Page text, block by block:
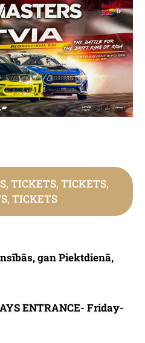
TICKETS, TICKETS,
TICKETS
gan Piektdienā,
ENTRANCE- Friday-